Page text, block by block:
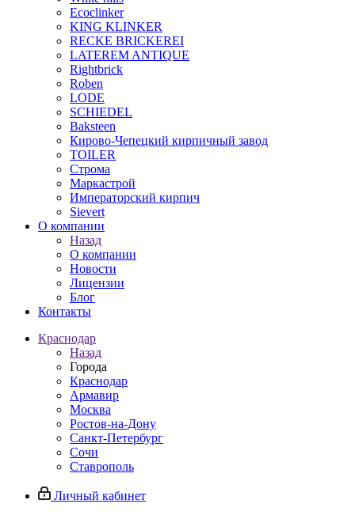
Ecoclinker
KING KLINKER
RECKE BRICKEREI
LATEREM ANTIQUE
Rightbrick
Roben
LODE
SCHIEDEL
Baksteen
Кирово-Чепецкий кирпичный завод
TOILER
Строма
Маркастрой
Императорский кирпич
Sievert
О компании
Назад
О компании
Новости
Лицензии
Блог
Контакты
Краснодар
Назад
Города
Краснодар
Армавир
Москва
Ростов-на-Дону
Санкт-Петербург
Сочи
Ставрополь
Личный кабинет